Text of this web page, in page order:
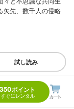
矢先、数千人の侵略
試し読み
350ポイント
すぐにレンタル